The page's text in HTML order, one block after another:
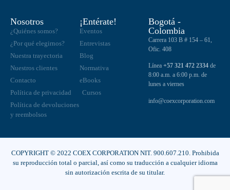
Nosotros
¿Quiénes somos?
¿Por qué elegirnos?
Nuestra trayectoria
Nuestros clientes
Contacto
Política de privacidad
Política de devoluciones
y reembolsos
¡Entérate!
Eventos
Entrevistas
Blog
Normativa
eBooks
Cursos
Bogotá -
Colombia
Carrera 103 B # 154 – 61,
Ofic. 408
Línea +57 321 472 2334de
8:00 a.m. a 6:00 p.m. de
lunes a viernes
info@coexcorporation.com
COPYRIGHT © 2022 COEX CORPORATION NIT. 900.607.210. Prohibida
su reproducción total o parcial, así como su traducción a cualquier idioma
sin autorización escrita de su titular.